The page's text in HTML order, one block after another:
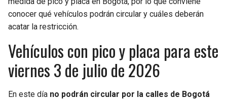
PANTHERS
SAINTS
BUCCANEERS
JAZZ
conocer qué vehículos podrán circular y cuáles deberán
acatar la restricción.
Vehículos con pico y placa para este
viernes 3 de julio de 2026
En este día no podrán circular por la calles de Bogotá